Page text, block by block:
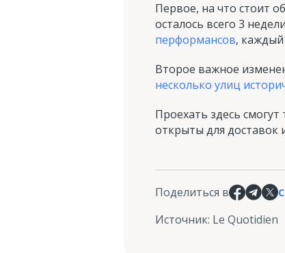
Первое, на что стоит
осталось всего 3
перформансов, каждый
Второе важное
несколько улиц
Проехать здесь
открыты для доставок
Поделиться в
Источник: Le Quotidien